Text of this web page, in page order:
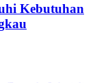
Kebutuhan